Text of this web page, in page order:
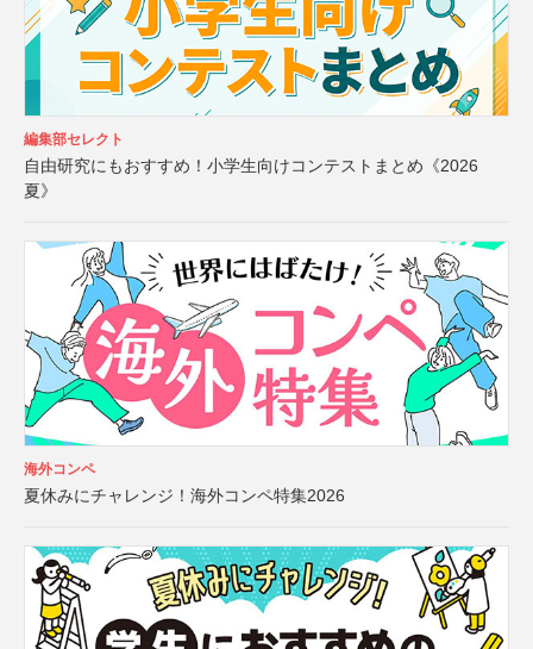
編集部セレクト
自由研究にもおすすめ！小学生向けコンテストまとめ《2026
夏》
海外コンペ
夏休みにチャレンジ！海外コンペ特集2026